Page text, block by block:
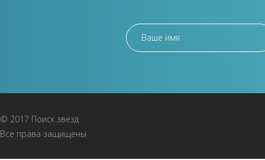
© 2017 Поиск звёзд
Все права защищены